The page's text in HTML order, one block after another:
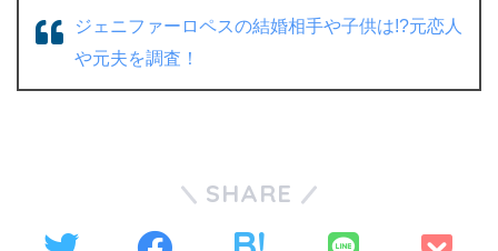
ジェニファーロペスの結婚相手や子供は!?元恋人
や元夫を調査！
SHARE